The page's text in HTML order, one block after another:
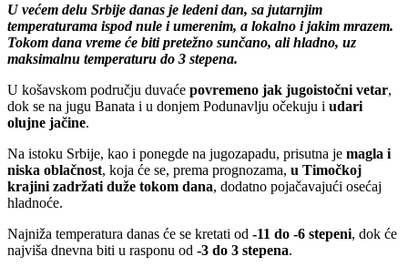
U većem delu Srbije danas je ledeni dan, sa jutarnjim
temperaturama ispod nule i umerenim, a lokalno i jakim mrazem.
Tokom dana vreme će biti pretežno sunčano, ali hladno, uz
maksimalnu temperaturu do 3 stepena.
U košavskom području duvaće povremeno jak jugoistočni vetar,
dok se na jugu Banata i u donjem Podunavlju očekuju i udari
olujne jačine.
Na istoku Srbije, kao i ponegde na jugozapadu, prisutna je magla i
niska oblačnost, koja će se, prema prognozama, u Timočkoj
krajini zadržati duže tokom dana, dodatno pojačavajući osećaj
hladnoće.
Najniža temperatura danas će se kretati od -11 do -6 stepeni, dok će
najviša dnevna biti u rasponu od -3 do 3 stepena.